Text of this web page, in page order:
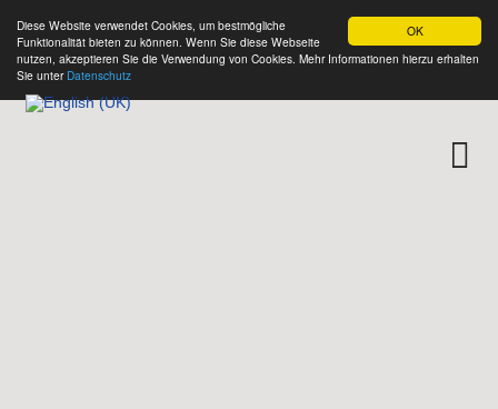
OK
Diese Website verwendet Cookies, um bestmögliche
Funktionalität bieten zu können. Wenn Sie diese Webseite
nutzen, akzeptieren Sie die Verwendung von Cookies. Mehr Informationen hierzu erhalten
Sie unter Datenschutz